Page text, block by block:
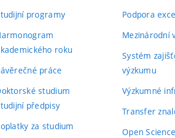
programy
roku
práce
studium
předpisy
za studium
Podpora
Mezinárodní
Systém
výzkumu
Výzkumné
Transfer
Open Science